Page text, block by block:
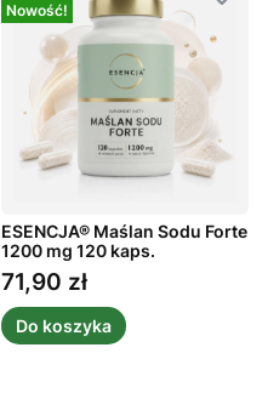
Nowość!
ESENCJA® Maślan Sodu Forte
1200 mg 120 kaps.
Cena
71,90 zł
Do koszyka